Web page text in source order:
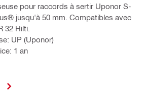
pour raccords à sertir Uponor S-
jusqu'à 50 mm. Compatibles avec
32 Hilti.
UP (Uponor)
1 an